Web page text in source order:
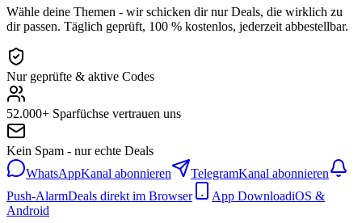
Wähle deine Themen - wir schicken dir nur Deals, die wirklich zu
dir passen. Täglich geprüft, 100 % kostenlos, jederzeit abbestellbar.
Nur geprüfte & aktive Codes
52.000+ Sparfüchse vertrauen uns
Kein Spam - nur echte Deals
WhatsAppKanal abonnieren TelegramKanal abonnieren
Push-AlarmDeals direkt im Browser App DownloadiOS &
Android